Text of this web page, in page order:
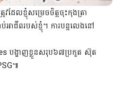
ែលខ្ញុំសម្រេចចិត្តចុះកុងត្រា
អាជីពរបស់ខ្ញុំ។ ការបន្តលេងនៅ
បង្ហាញខ្លួនសរុប៦៧ប្រកួត ស៊ុត
៕